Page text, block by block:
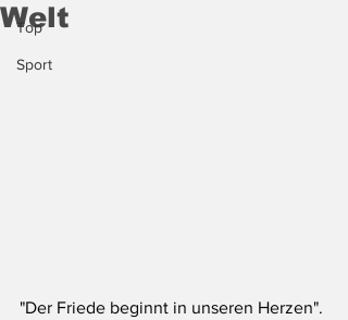
Top
Sport
Welt
"Der Friede beginnt in unseren Herzen".